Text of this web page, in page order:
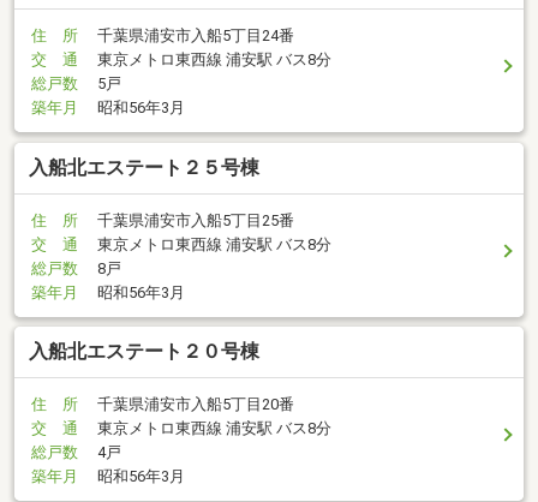
住 所
千葉県浦安市入船5丁目24番
交 通
東京メトロ東西線 浦安駅 バス8分
総戸数
5戸
築年月
昭和56年3月
入船北エステート２５号棟
住 所
千葉県浦安市入船5丁目25番
交 通
東京メトロ東西線 浦安駅 バス8分
総戸数
8戸
築年月
昭和56年3月
入船北エステート２０号棟
住 所
千葉県浦安市入船5丁目20番
交 通
東京メトロ東西線 浦安駅 バス8分
総戸数
4戸
築年月
昭和56年3月